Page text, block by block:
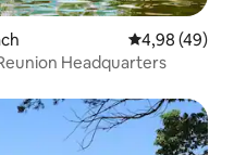
4,98 de uma
4,98 (49)
Headquarters